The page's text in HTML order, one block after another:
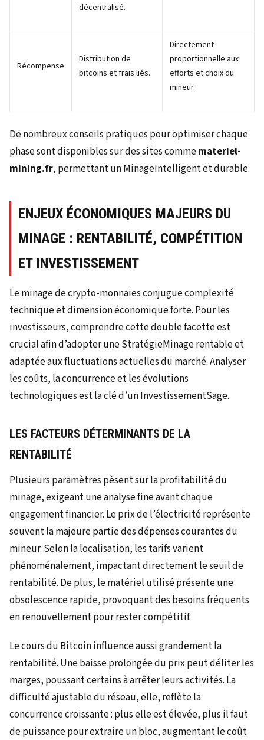
décentralisé.
Récompense
Distribution de
bitcoins et frais liés.
Directement
proportionnelle aux
efforts et choix du
mineur.
De nombreux conseils pratiques pour optimiser chaque
phase sont disponibles sur des sites commemateriel-
mining.fr, permettant un MinageIntelligent et durable.
ENJEUX ÉCONOMIQUES MAJEURS DU
MINAGE : RENTABILITÉ, COMPÉTITION
ET INVESTISSEMENT
Le minage de crypto-monnaies conjugue complexité
technique et dimension économique forte. Pour les
investisseurs, comprendre cette double facette est
crucial afin d’adopter une StratégieMinage rentable et
adaptée aux fluctuations actuelles du marché. Analyser
les coûts, la concurrence et les évolutions
technologiques est la clé d’un InvestissementSage.
LES FACTEURS DÉTERMINANTS DE LA
RENTABILITÉ
Plusieurs paramètres pèsent sur la profitabilité du
minage, exigeant une analyse fine avant chaque
engagement financier. Le prix de l’électricité représente
souvent la majeure partie des dépenses courantes du
mineur. Selon la localisation, les tarifs varient
phénoménalement, impactant directement le seuil de
rentabilité. De plus, le matériel utilisé présente une
obsolescence rapide, provoquant des besoins fréquents
en renouvellement pour rester compétitif.
Le cours du Bitcoin influence aussi grandement la
rentabilité. Une baisse prolongée du prix peut déliter les
marges, poussant certains à arrêter leurs activités. La
difficulté ajustable du réseau, elle, reflète la
concurrence croissante : plus elle est élevée, plus il faut
de puissance pour extraire un bloc, augmentant le coût